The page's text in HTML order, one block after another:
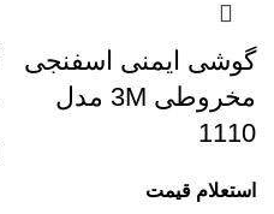
گوشی ایمنی اسفنجی
مخروطی 3M مدل
1110
استعلام قیمت